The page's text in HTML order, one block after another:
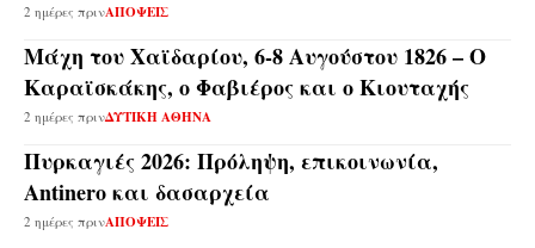
2 ημέρες πρινΑΠΟΨΕΙΣ
Μάχη του Χαϊδαρίου, 6-8 Αυγούστου 1826 – Ο
Καραϊσκάκης, ο Φαβιέρος και ο Κιουταχής
2 ημέρες πρινΔΥΤΙΚΗ ΑΘΗΝΑ
Πυρκαγιές 2026: Πρόληψη, επικοινωνία,
Antinero και δασαρχεία
2 ημέρες πρινΑΠΟΨΕΙΣ